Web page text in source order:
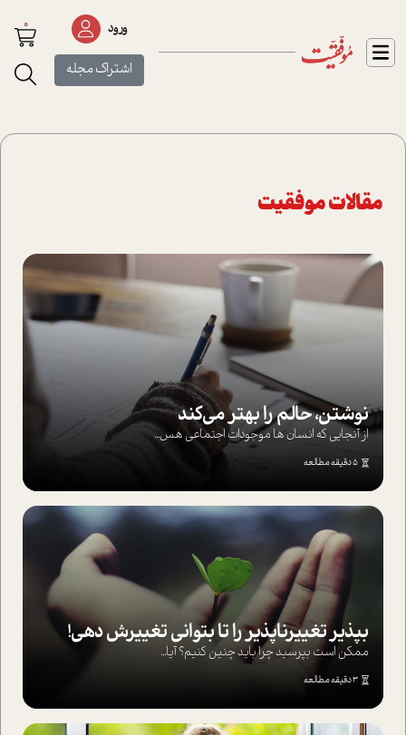
ورود
اشتراک مجله
0
مقالات موفقیت
نوشتن، حالم را بهتر می‌کند
از آنجایی که انسان ها موجودات اجتماعی هس...
5 دقیقه مطالعه
بپذير تغييرناپذير را تا بتواني تغييرش دهي!‏
ممکن است بپرسيد چرا بايد چنين کنيم؟ آيا...
3 دقیقه مطالعه